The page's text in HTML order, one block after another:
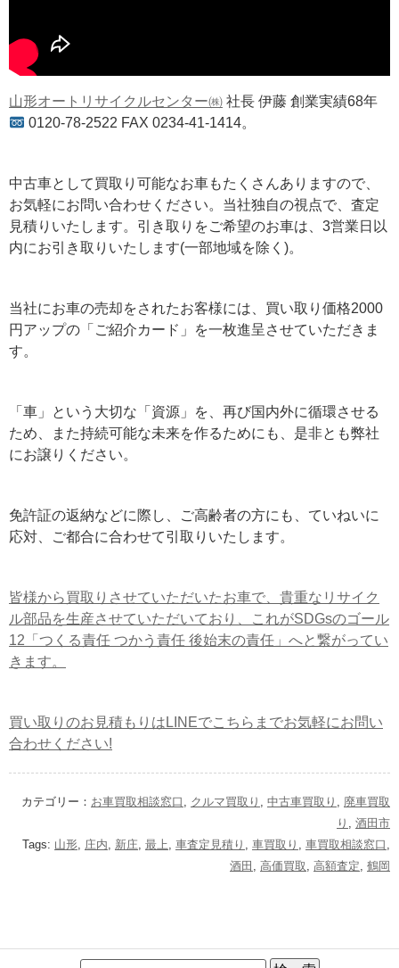
山形オートリサイクルセンター㈱ 社長 伊藤 創業実績68年
0120-78-2522 FAX 0234-41-1414。
中古車として買取り可能なお車もたくさんありますので、
お気軽にお問い合わせください。当社独自の視点で、査定
見積りいたします。引き取りをご希望のお車は、3営業日以
内にお引き取りいたします(一部地域を除く)。
当社にお車の売却をされたお客様には、買い取り価格2000
円アップの「ご紹介カード」を一枚進呈させていただきま
す。
「車」という大切な「資源」を、再び国内外に循環させる
ため、また持続可能な未来を作るためにも、是非とも弊社
にお譲りください。
免許証の返納などに際し、ご高齢者の方にも、ていねいに
応対、ご都合に合わせて引取りいたします。
皆様から買取りさせていただいたお車で、貴重なリサイク
ル部品を生産させていただいており、これがSDGsのゴール
12「つくる責任 つかう責任 後始末の責任」へと繋がってい
きます。
買い取りのお見積もりはLINEでこちらまでお気軽にお問い
合わせください!
カテゴリー： お車買取相談窓口 クルマ買取り 中古車買取り
廃車買取
り
酒田市
Tags: 山形 庄内 新庄 最上 車査定見積り 車買取り 車買取相談窓口
酒田
高価買取 高額査定 鶴岡